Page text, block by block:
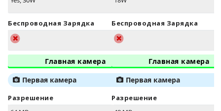
Беспроводная Зарядка
Главная камера
Первая камера
Разрешение
Беспроводная Зарядка
Главная камера
Первая камера
Разрешение